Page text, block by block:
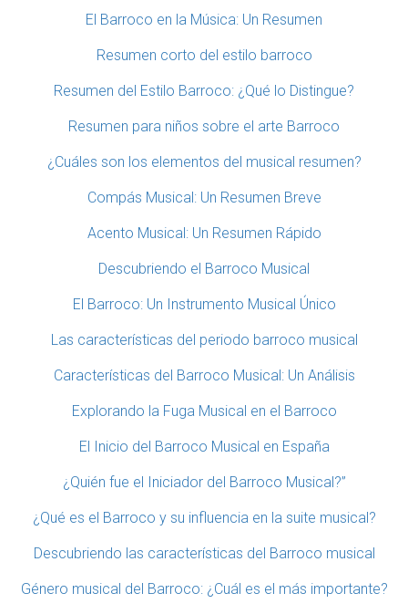
El Barroco en la Música: Un Resumen
Resumen corto del estilo barroco
Resumen del Estilo Barroco: ¿Qué lo Distingue?
Resumen para niños sobre el arte Barroco
¿Cuáles son los elementos del musical resumen?
Compás Musical: Un Resumen Breve
Acento Musical: Un Resumen Rápido
Descubriendo el Barroco Musical
El Barroco: Un Instrumento Musical Único
Las características del periodo barroco musical
Características del Barroco Musical: Un Análisis
Explorando la Fuga Musical en el Barroco
El Inicio del Barroco Musical en España
¿Quién fue el Iniciador del Barroco Musical?”
¿Qué es el Barroco y su influencia en la suite musical?
Descubriendo las características del Barroco musical
Género musical del Barroco: ¿Cuál es el más importante?